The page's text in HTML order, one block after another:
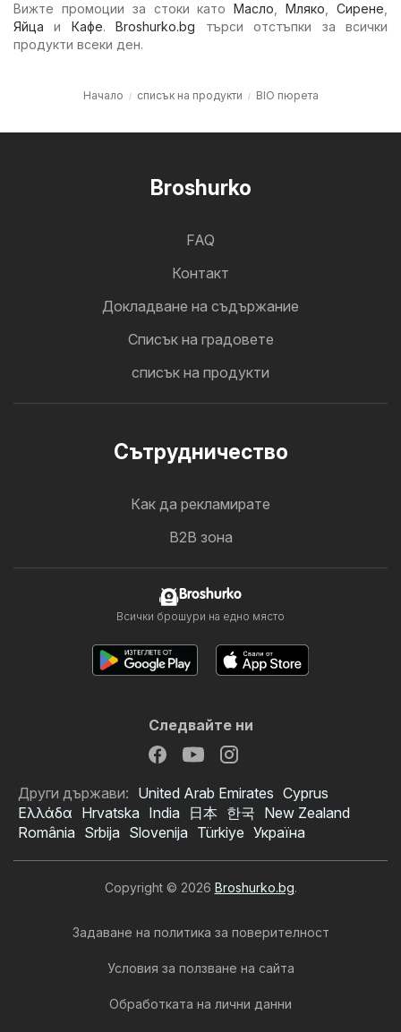
Вижте промоции за стоки катоМасло ,Мляко ,Сирене
Яйца и Кафе.Broshurko.bg търси отстъпки за всички
продукти всеки ден.
Начало списък на продукти BIO пюрета
Broshurko
FAQ
Контакт
Докладване на съдържание
Cписък на градовете
списък на продукти
Cътрудничество
Как да рекламирате
B2B зона
Broshurko
Всички брошури на едно място
Следвайте ни
Други държави: United Arab Emirates Cyprus
Ελλάδα Hrvatska India 日本 한국 New Zealand
România Srbija Slovenija Türkiye Україна
Copyright © 2026 Broshurko.bg.
Задаване на политика за поверителност
Условия за ползване на сайта
Обработката на лични данни